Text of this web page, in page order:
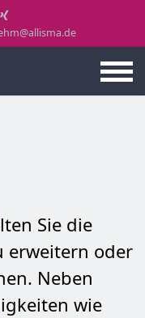
Sie die
erweitern oder
Neben
wie